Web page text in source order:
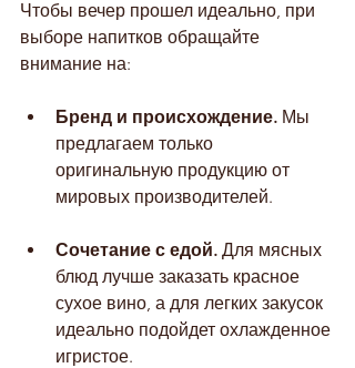
Чтобы вечер прошел идеально, при
выборе напитков обращайте
внимание на:
Бренд и происхождение. Мы
предлагаем только
оригинальную продукцию от
мировых производителей.
Сочетание с едой. Для мясных
блюд лучше заказать красное
сухое вино, а для легких закусок
идеально подойдет охлажденное
игристое.